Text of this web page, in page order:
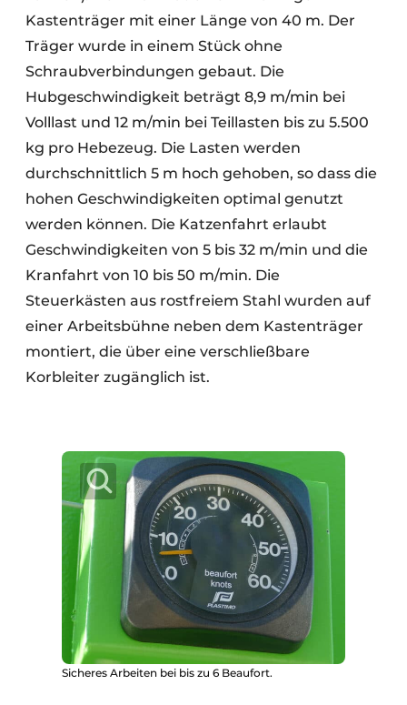
Kastenträger mit einer Länge von 40 m. Der
Träger wurde in einem Stück ohne
Schraubverbindungen gebaut. Die
Hubgeschwindigkeit beträgt 8,9 m/min bei
Volllast und 12 m/min bei Teillasten bis zu 5.500
kg pro Hebezeug. Die Lasten werden
durchschnittlich 5 m hoch gehoben, so dass die
hohen Geschwindigkeiten optimal genutzt
werden können. Die Katzenfahrt erlaubt
Geschwindigkeiten von 5 bis 32 m/min und die
Kranfahrt von 10 bis 50 m/min. Die
Steuerkästen aus rostfreiem Stahl wurden auf
einer Arbeitsbühne neben dem Kastenträger
montiert, die über eine verschließbare
Korbleiter zugänglich ist.
Sicheres Arbeiten bei bis zu 6 Beaufort.